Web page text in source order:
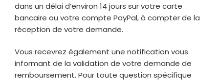
dans un délai d’environ 14 jours sur votre carte
bancaire ou votre compte PayPal, à compter de la
réception de votre demande.
Vous recevrez également une notification vous
informant de la validation de votre demande de
remboursement. Pour toute question spécifique